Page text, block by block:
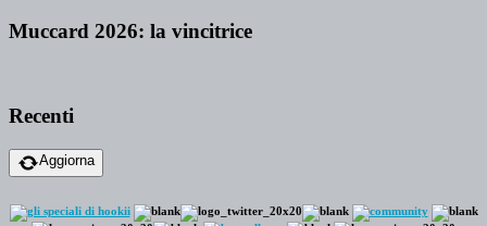
Muccard 2026: la vincitrice
Recenti
Aggiorna